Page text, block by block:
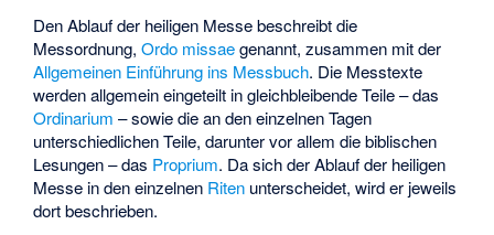
Den Ablauf der heiligen Messe beschreibt die
Messordnung,Ordo missaegenannt, zusammen mit der
Allgemeinen Einführung ins Messbuch. Die Messtexte
werden allgemein eingeteilt in gleichbleibende Teile – das
Ordinarium – sowie die an den einzelnen Tagen
unterschiedlichen Teile, darunter vor allem die biblischen
Lesungen – das Proprium. Da sich der Ablauf der heiligen
Messe in den einzelnen Riten unterscheidet, wird er jeweils
dort beschrieben.